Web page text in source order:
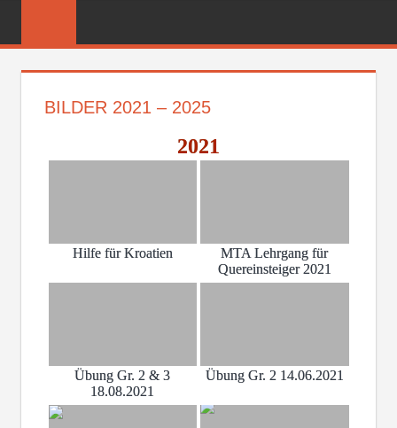
FEUERWEHR
BILDER 2021 – 2025
2021
Hilfe für Kroatien
MTA Lehrgang für
Quereinsteiger 2021
Übung Gr. 2 & 3
18.08.2021
Übung Gr. 2 14.06.2021